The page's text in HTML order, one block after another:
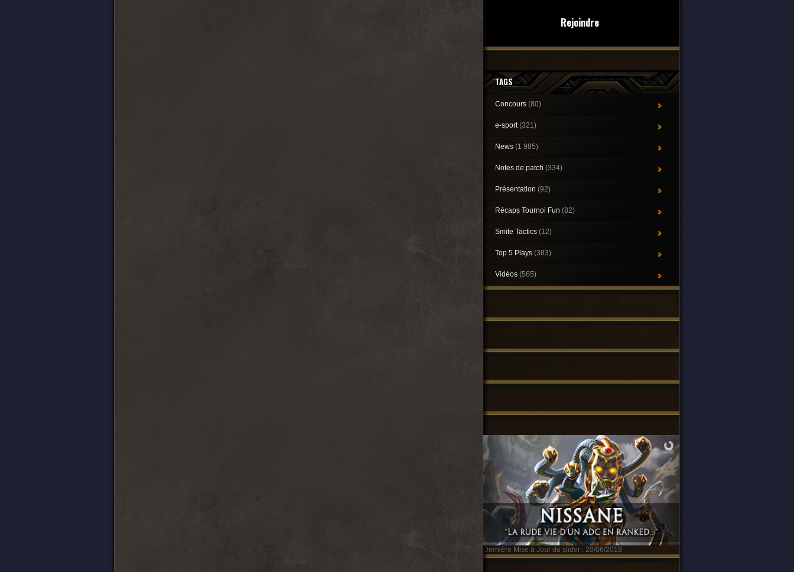
Rejoindre
TAGS
Concours (80)
e-sport(321)
News (1 985)
Notes de patch (334)
Présentation (92)
Récaps Tournoi Fun (82)
Smite Tactics (12)
Top 5 Plays (383)
Vidéos (565)
Dernière Mise à Jour du slider : 20/06/2018